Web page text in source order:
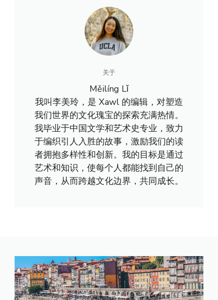
关于
Měilíng Lǐ
我叫李美玲，是 Xawl 的编辑，对塑造
我们世界的文化瑰宝的探索充满热情。
我毕业于中国文学和艺术史专业，致力
于编织引人入胜的故事，激励我们的读
者拥抱多样性和创新。我的目标是通过
艺术和知识，使每个人都能找到自己的
声音，从而跨越文化边界，共同成长。